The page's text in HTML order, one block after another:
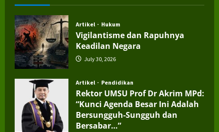
Artikel Hukum
Vigilantisme dan Rapuhnya
Keadilan Negara
July 30, 2026
Artikel Pendidikan
Rektor UMSU Prof Dr Akrim MPd:
“Kunci Agenda Besar Ini Adalah
Bersungguh-Sungguh dan
Bersabar…”